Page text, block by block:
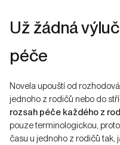
Už žádná
péče
Novela upouští od
jednoho z rodičů nebo do
rozsah péče každého z
pouze terminologickou,
času u jednoho z rodičů tak,